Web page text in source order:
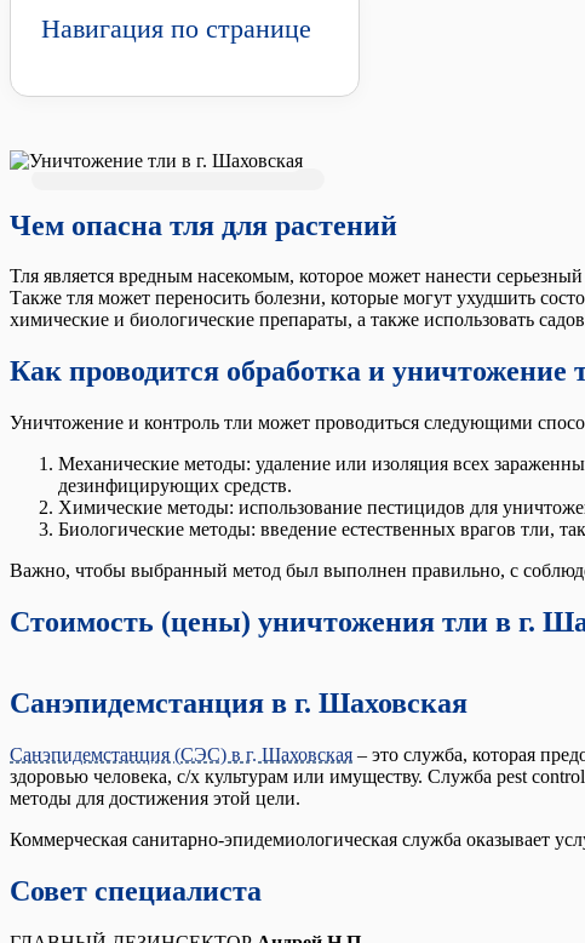
Навигация по странице
Чем опасна тля для растений
Тля является вредным насекомым, которое может нанести
Также тля может переносить болезни, которые могут ухудшить
химические и биологические препараты, а также использовать
Как проводится обработка и уничтожение
Уничтожение и контроль тли может проводиться следующими
Механические методы: удаление или изоляция всех
дезинфицирующих средств.
Химические методы: использование пестицидов для
Биологические методы: введение естественных врагов тли,
Важно, чтобы выбранный метод был выполнен правильно, с
Стоимость (цены) уничтожения тли в г.
Санэпидемстанция в г. Шаховская
Санэпидемстанция (СЭС) в г. Шаховская – это служба, которая
здоровью человека, с/х культурам или имуществу. Служба pest
методы для достижения этой цели.
Коммерческая санитарно-эпидемиологическая служба оказывает
Совет специалиста